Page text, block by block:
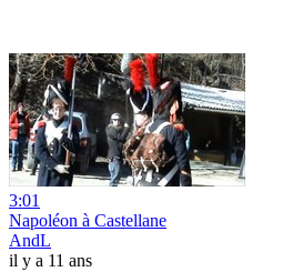
3:01
Napoléon à Castellane
AndL
il y a 11 ans